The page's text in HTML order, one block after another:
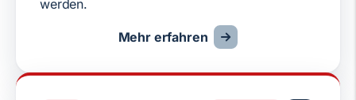
werden.
Mehr erfahren